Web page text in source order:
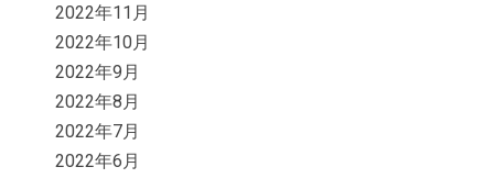
2022年11月
2022年10月
2022年9月
2022年8月
2022年7月
2022年6月